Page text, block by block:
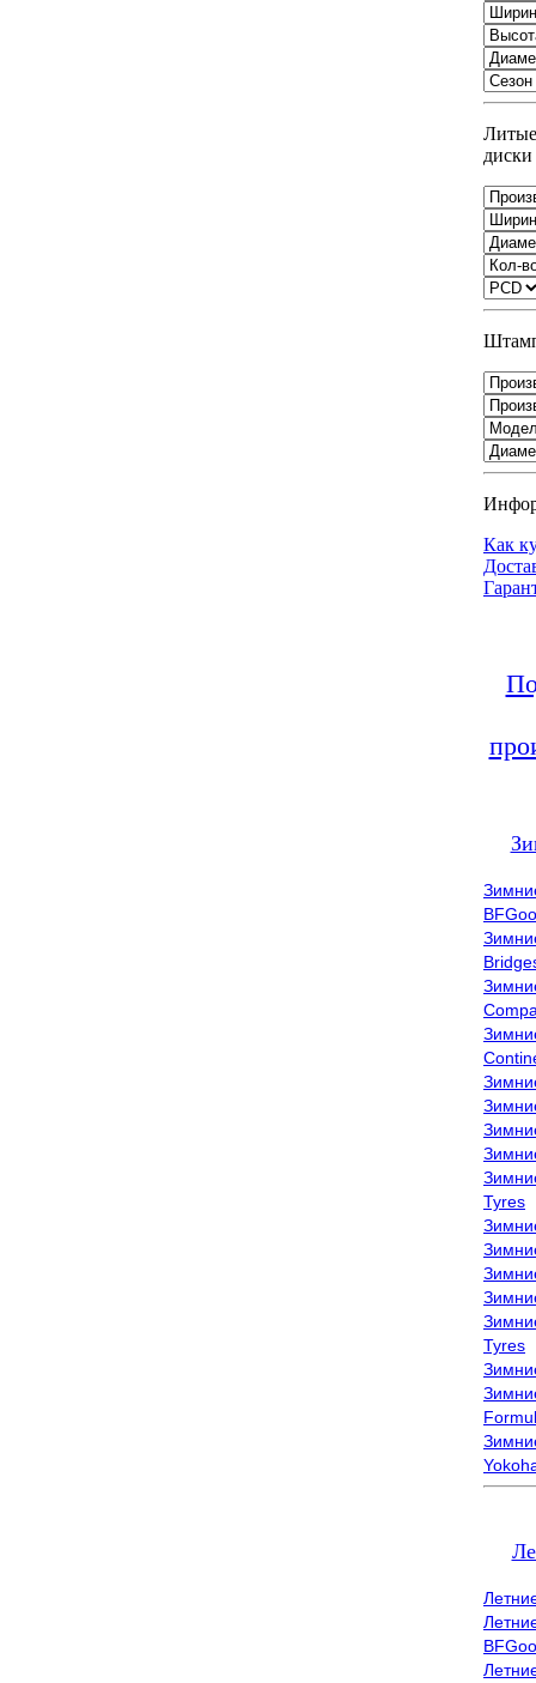
Литые
диски
Как
Tyres
Tyres